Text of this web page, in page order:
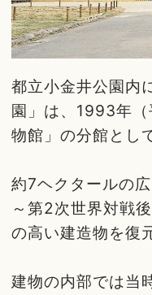
都立小金井公園内
園」は、1993年
物館」の分館とし
約7ヘクタールの
～第2次世界対戦
の高い建造物を復
建物の内部では当